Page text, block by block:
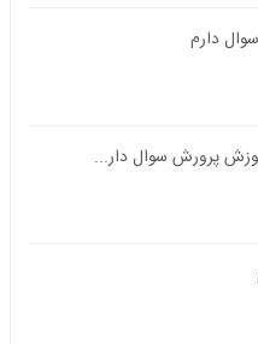
دارم
پرورش سوال دار...